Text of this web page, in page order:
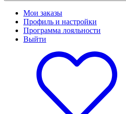
Мои заказы
Профиль и настройки
Программа лояльности
Выйти